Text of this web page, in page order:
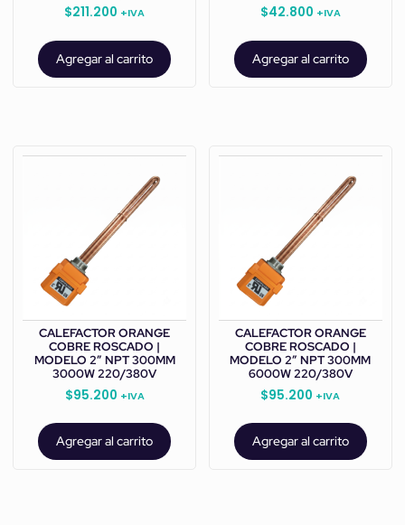
$211.200 +IVA
Agregar al carrito
$42.800 +IVA
Agregar al carrito
CALEFACTOR ORANGE
COBRE ROSCADO |
MODELO 2” NPT 300MM
3000W 220/380V
$95.200 +IVA
Agregar al carrito
CALEFACTOR ORANGE
COBRE ROSCADO |
MODELO 2” NPT 300MM
6000W 220/380V
$95.200 +IVA
Agregar al carrito